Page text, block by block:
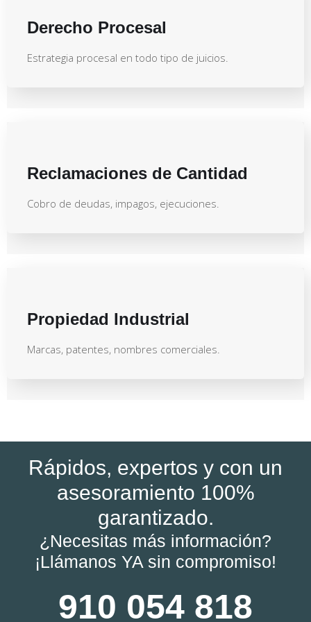
Derecho Procesal
Estrategia procesal en todo tipo de juicios.
Reclamaciones de Cantidad
Cobro de deudas, impagos, ejecuciones.
Propiedad Industrial
Marcas, patentes, nombres comerciales.
Rápidos, expertos y con un
asesoramiento 100%
garantizado.
¿Necesitas más información?
¡Llámanos YA sin compromiso!
910 054 818